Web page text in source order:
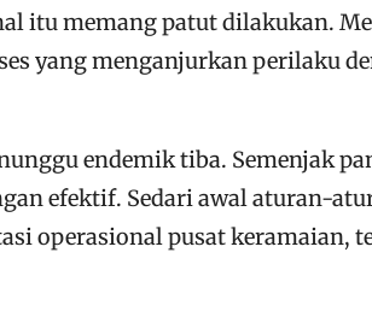
itu memang patut dilakukan.
yang menganjurkan perilaku
endemik tiba. Semenjak
efektif. Sedari awal aturan-
operasional pusat keramaian,